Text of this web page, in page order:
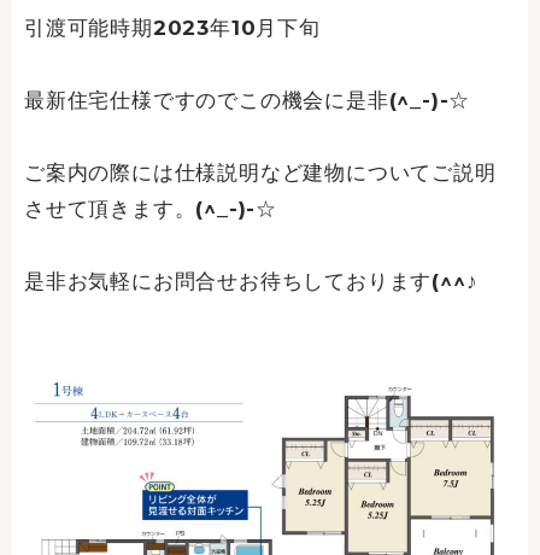
引渡可能時期2023年10月下旬
最新住宅仕様ですのでこの機会に是非(^_-)-☆
ご案内の際には仕様説明など建物についてご説明
させて頂きます。(^_-)-☆
是非お気軽にお問合せお待ちしております(^^♪